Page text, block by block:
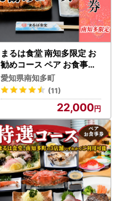
まるは食堂 南知多限定 お
勧めコース ペア お食事券
愛知 まるは
愛知県南知多町
(11)
22,000